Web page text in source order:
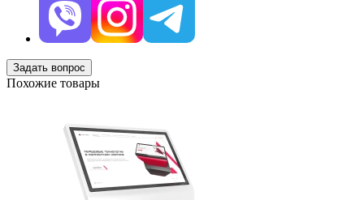
Задать вопрос
Похожие товары